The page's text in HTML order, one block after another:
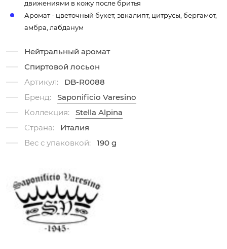
движениями в кожу после бритья
Аромат - цветочный букет, эвкалипт, цитрусы, бергамот,
амбра, лабданум
Нейтральный аромат
Спиртовой лосьон
Артикул:
DB-R0088
Бренд:
Saponificio Varesino
Коллекция:
Stella Alpina
Страна:
Италия
Вес с упаковкой:
190 g